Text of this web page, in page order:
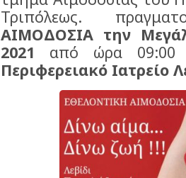
Τριπόλεως.
ΑΙΜΟΔΟΣΙΑ την
2021 από ώρα
Περιφερειακό Ιατρείο